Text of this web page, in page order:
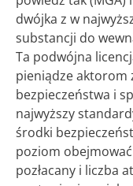
dwójka z w
substancji do
Ta podwójna
pieniądze aktorom
bezpieczeństwa i
najwyższy
środki
poziom
pozłacany i liczba